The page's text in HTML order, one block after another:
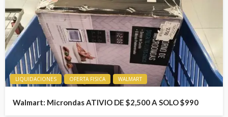
LIQUIDACIONES OFERTA FISICA WALMART
Walmart: Microndas ATIVIO DE $2,500 A SOLO $990